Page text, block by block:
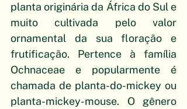
planta originária da África do Sul e
muito cultivada pelo valor
ornamental da sua floração e
frutificação. Pertence à família
Ochnaceae e popularmente é
chamada de planta-do-mickey ou